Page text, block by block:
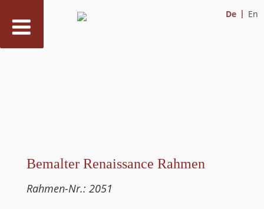
De En
Bemalter Renaissance Rahmen
Rahmen-Nr.: 2051